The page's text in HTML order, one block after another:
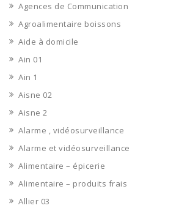
Agences de Communication
Agroalimentaire boissons
Aide à domicile
Ain 01
Ain 1
Aisne 02
Aisne 2
Alarme , vidéosurveillance
Alarme et vidéosurveillance
Alimentaire – épicerie
Alimentaire – produits frais
Allier 03